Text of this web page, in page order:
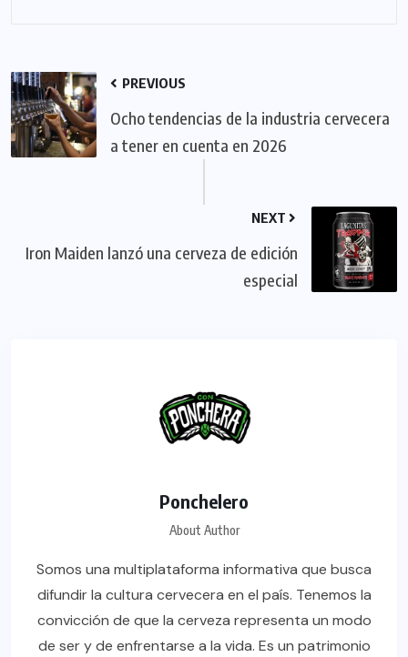
PREVIOUS
Ocho tendencias de la industria cervecera
a tener en cuenta en 2026
NEXT
Iron Maiden lanzó una cerveza de edición
especial
Ponchelero
About Author
Somos una multiplataforma informativa que busca
difundir la cultura cervecera en el país. Tenemos la
convicción de que la cerveza representa un modo
de ser y de enfrentarse a la vida. Es un patrimonio